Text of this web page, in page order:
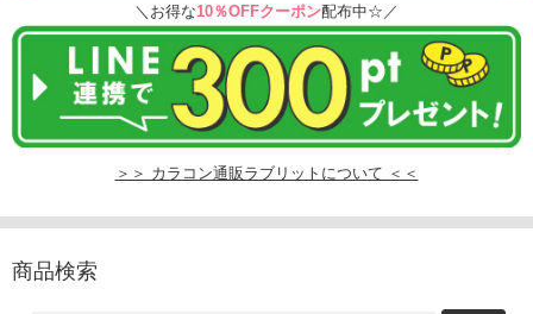
＼お得な10％OFFクーポン配布中☆／
＞＞ カラコン通販ラブリットについて ＜＜
商品検索